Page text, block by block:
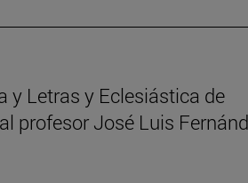
y Letras y Eclesiástica de
profesor José Luis